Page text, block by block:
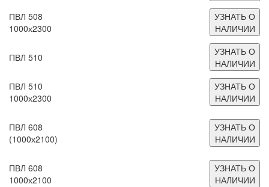
ПВЛ 508
1000х2300
УЗНАТЬ О
НАЛИЧИИ
ПВЛ 510
УЗНАТЬ О
НАЛИЧИИ
ПВЛ 510
1000х2300
УЗНАТЬ О
НАЛИЧИИ
ПВЛ 608
(1000х2100)
УЗНАТЬ О
НАЛИЧИИ
ПВЛ 608
1000х2100
УЗНАТЬ О
НАЛИЧИИ